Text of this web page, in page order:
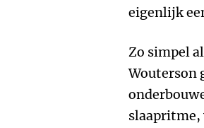
eigenlijk
Zo simpel
Wouterson
slaapritme,